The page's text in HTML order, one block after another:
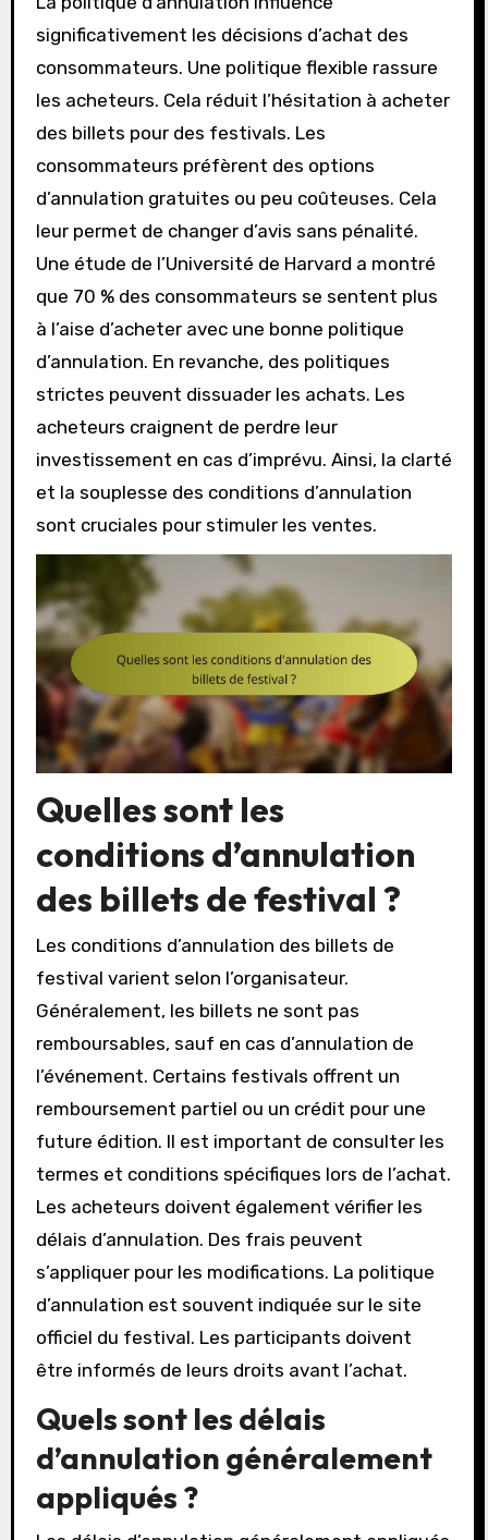
significativement les décisions d’achat des
consommateurs. Une politique flexible rassure
les acheteurs. Cela réduit l’hésitation à acheter
des billets pour des festivals. Les
consommateurs préfèrent des options
d’annulation gratuites ou peu coûteuses. Cela
leur permet de changer d’avis sans pénalité.
Une étude de l’Université de Harvard a montré
que 70 % des consommateurs se sentent plus
à l’aise d’acheter avec une bonne politique
d’annulation. En revanche, des politiques
strictes peuvent dissuader les achats. Les
acheteurs craignent de perdre leur
investissement en cas d’imprévu. Ainsi, la clarté
et la souplesse des conditions d’annulation
sont cruciales pour stimuler les ventes.
Quelles sont les
conditions d’annulation
des billets de festival ?
Les conditions d’annulation des billets de
festival varient selon l’organisateur.
Généralement, les billets ne sont pas
remboursables, sauf en cas d’annulation de
l’événement. Certains festivals offrent un
remboursement partiel ou un crédit pour une
future édition. Il est important de consulter les
termes et conditions spécifiques lors de l’achat.
Les acheteurs doivent également vérifier les
délais d’annulation. Des frais peuvent
s’appliquer pour les modifications. La politique
d’annulation est souvent indiquée sur le site
officiel du festival. Les participants doivent
être informés de leurs droits avant l’achat.
Quels sont les délais
d’annulation généralement
appliqués ?